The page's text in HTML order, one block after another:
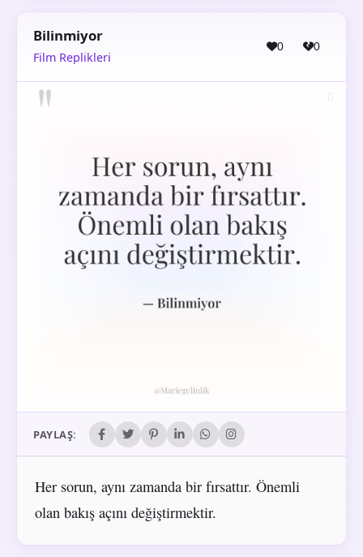
Bilinmiyor
Film Replikleri
0 0
PAYLAŞ:
Her sorun, aynı zamanda bir fırsattır. Önemli
olan bakış açını değiştirmektir.